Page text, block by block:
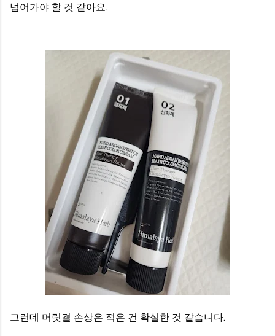
넘어가야 할 것 같아요.
그런데 머릿결 손상은 적은 건 확실한 것 같습니다.